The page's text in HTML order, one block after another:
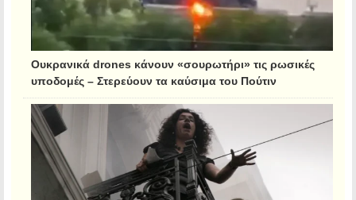
Ουκρανικά drones κάνουν «σουρωτήρι» τις ρωσικές
υποδομές – Στερεύουν τα καύσιμα του Πούτιν